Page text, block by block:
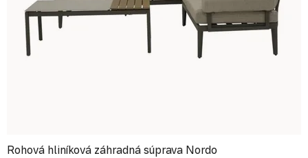
Rohová hliníková záhradná súprava Nordo